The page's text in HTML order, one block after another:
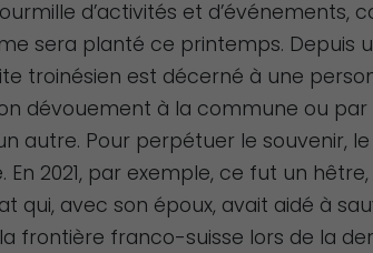
d’activités et d’événements,
sera planté ce printemps. Depuis
troinésien est décerné à une
dévouement à la commune ou par
autre. Pour perpétuer le souvenir,
En 2021, par exemple, ce fut un
qui, avec son époux, avait aidé à
frontière franco-suisse lors de la